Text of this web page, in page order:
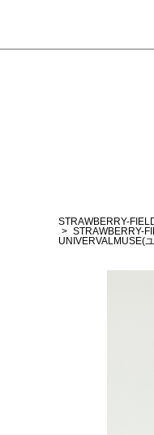
STRAWBERRY-
STRAWBERRY-
UNIVERVALMUSE(